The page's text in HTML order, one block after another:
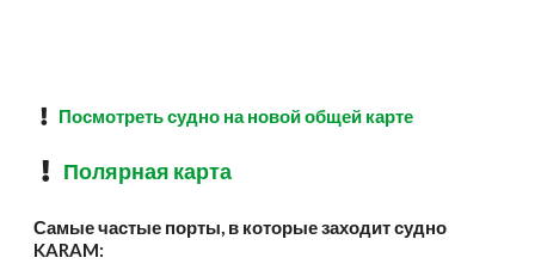
Посмотреть судно на новой общей карте
Полярная карта
Самые частые порты, в которые заходит судно
KARAM: